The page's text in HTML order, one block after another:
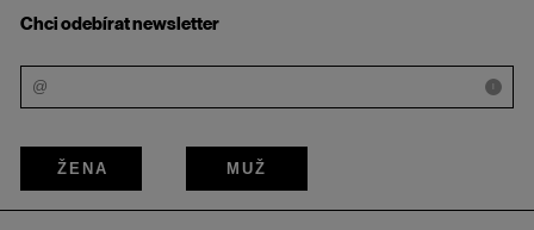
Chci odebírat newsletter
i
ŽENA MUŽ